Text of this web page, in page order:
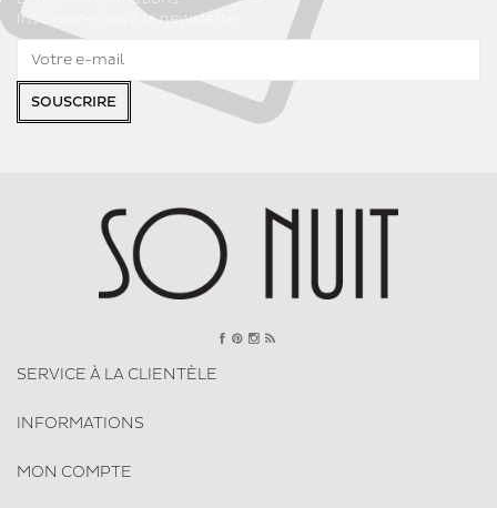
Inscrivez-vous à la newsletter
SOUSCRIRE
SERVICE À LA CLIENTÈLE
INFORMATIONS
MON COMPTE